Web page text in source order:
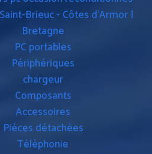
Brieuc - Côtes d'Armor |
Bretagne
PC portables
Périphériques
chargeur
Composants
Accessoires
Pièces détachées
Téléphonie